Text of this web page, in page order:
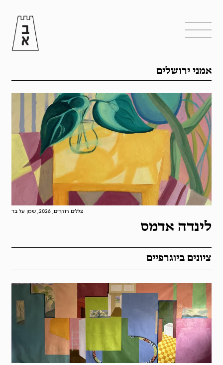
אמני ירושלים
צללים רוקדים, 2026, שמן על בד
לינדה אדמס
ציונים ביוגרפיים